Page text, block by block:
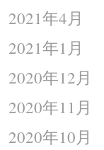
2021年4月
2021年1月
2020年12月
2020年11月
2020年10月